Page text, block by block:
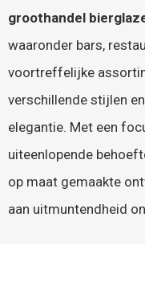
groothandel
waaronder bars,
voortreffelijke
verschillende stijlen
elegantie. Met een
uiteenlopende
op maat gemaakte
aan uitmuntendheid